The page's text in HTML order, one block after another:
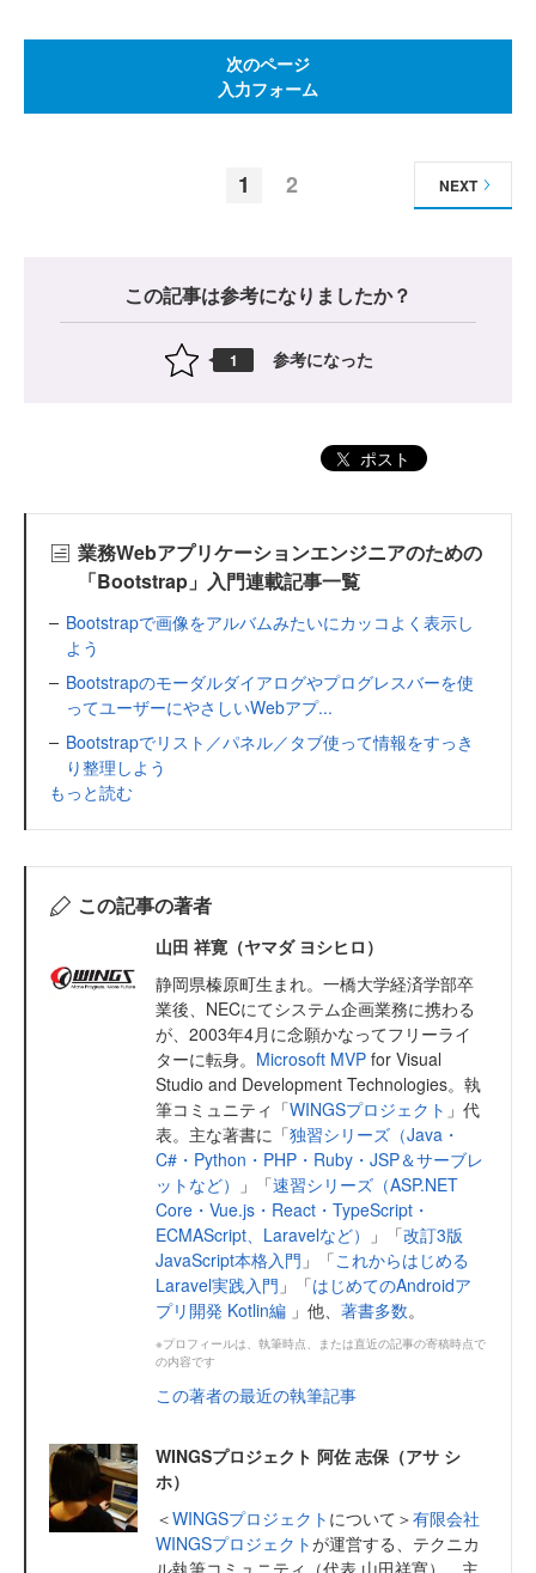
次のページ
入力フォーム
1 2 NEXT
この記事は参考になりましたか？
1 参考になった
ポスト
業務Webアプリケーションエンジニアのための
「Bootstrap」入門連載記事一覧
Bootstrapで画像をアルバムみたいにカッコよく表示し
よう
Bootstrapのモーダルダイアログやプログレスバーを使
ってユーザーにやさしいWebアプ...
Bootstrapでリスト／パネル／タブ使って情報をすっき
り整理しよう
もっと読む
この記事の著者
山田 祥寛（ヤマダ ヨシヒロ）
静岡県榛原町生まれ。一橋大学経済学部卒
業後、NECにてシステム企画業務に携わる
が、2003年4月に念願かなってフリーライ
ターに転身。 Microsoft MVP for Visual
Studio and Development Technologies。執
筆コミュニティ「WINGSプロジェクト 」代
表。主な著書に「独習シリーズ（Java・
C#・Python・PHP・Ruby・JSP＆サーブレ
ットなど）
」「速習シリーズ（ASP.NET
Core・Vue.js・React・TypeScript・
ECMAScript、Laravelなど）
」「改訂3版
JavaScript本格入門 」「これからはじめる
Laravel実践入門 」「はじめてのAndroidア
プリ開発 Kotlin編 」他、 著書多数。
※プロフィールは、執筆時点、または直近の記事の寄稿時点で
の内容です
この著者の最近の執筆記事
WINGSプロジェクト 阿佐 志保（アサ シ
ホ）
＜WINGSプロジェクト について＞有限会社
WINGSプロジェクトが運営する、テクニカ